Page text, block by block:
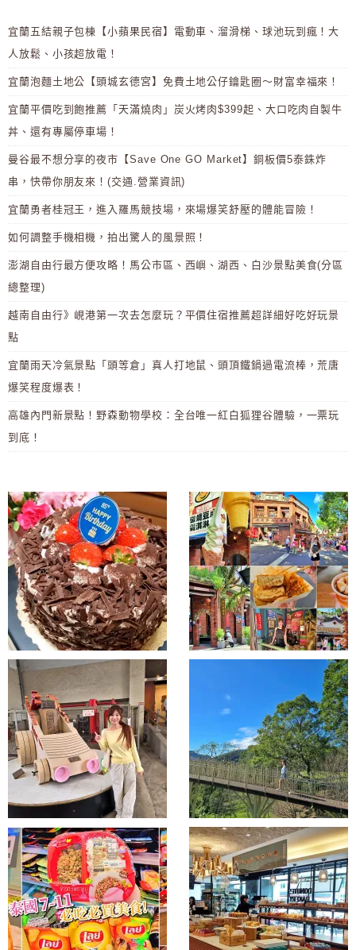
宜蘭五結親子包棟【小蘋果民宿】電動車、溜滑梯、球池玩到瘋！大
人放鬆、小孩超放電！
宜蘭泡麵土地公【頭城玄德宮】免費土地公仔鑰匙圈～財富幸福來！
宜蘭平價吃到飽推薦「天滿燒肉」炭火烤肉$399起、大口吃肉自製牛
丼、還有專屬停車場！
曼谷最不想分享的夜市【Save One GO Market】銅板價5泰銖炸
串，快帶你朋友來！(交通.營業資訊)
宜蘭勇者桂冠王，進入羅馬競技場，來場爆笑舒壓的體能冒險！
如何調整手機相機，拍出驚人的風景照！
澎湖自由行最方便攻略！馬公市區、西嶼、湖西、白沙景點美食(分區
總整理)
越南自由行》峴港第一次去怎麼玩？平價住宿推薦超詳細好吃好玩景
點
宜蘭雨天冷氣景點「頭等倉」真人打地鼠、頭頂鐵鍋過電流棒，荒唐
爆笑程度爆表！
高雄內門新景點！野森動物學校：全台唯一紅白狐狸谷體驗，一票玩
到底！